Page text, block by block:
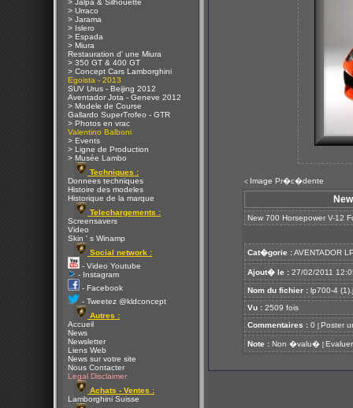
> Jalpa & Silhouette
> Urraco
> Jarama
> Islero
> Espada
> Miura
Restauration d' une Miura
> 350 GT & 400 GT
> Concept Cars Lamborghini
Egoista - 2013
SUV Urus - Beijing 2012
Aventador Jota - Geneve 2012
> Modele de Course
Gallardo SuperTrofeo - GTR
> Photos en vrac
Valentino Balboni
> Events
> Ligne de Production
> Musée Lambo
Techniques :
Donnees techniques
Histoire des modeles
Historique de la marque
Telechargements :
Screensavers
Video
Skin ' s Winamp
Social network :
- Video Youtube
- Instagram
- Facebook
- Tweetez @kldconcept
Autres :
Accueil
News
Newsletter
Liens Web
News sur votre site
Nous Contacter
Legal Disclaimer
Achats - Ventes :
Lamborghini Suisse
< Image Pr�c�dente
New 700 Horsepower V-12
Cat�gorie :AVENTADOR
Ajout� le : 27/02/2011
Nom du fichier : lp700-4
Vu : 2509 fois
Commentaires : 0 [ Poster
Note : Non �valu� [ Evaluer